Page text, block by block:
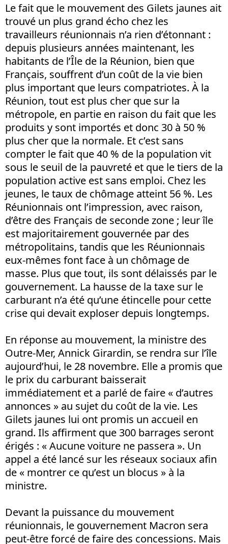
Le fait que le mouvement des Gilets jaunes ait
trouvé un plus grand écho chez les
travailleurs réunionnais n’a rien d’étonnant :
depuis plusieurs années maintenant, les
habitants de l’Île de la Réunion, bien que
Français, souffrent d’un coût de la vie bien
plus important que leurs compatriotes. À la
Réunion, tout est plus cher que sur la
métropole, en partie en raison du fait que les
produits y sont importés et donc 30 à 50 %
plus cher que la normale. Et c’est sans
compter le fait que 40 % de la population vit
sous le seuil de la pauvreté et que le tiers de la
population active est sans emploi. Chez les
jeunes, le taux de chômage atteint 56 %. Les
Réunionnais ont l’impression, avec raison,
d’être des Français de seconde zone ; leur île
est majoritairement gouvernée par des
métropolitains, tandis que les Réunionnais
eux-mêmes font face à un chômage de
masse. Plus que tout, ils sont délaissés par le
gouvernement. La hausse de la taxe sur le
carburant n’a été qu’une étincelle pour cette
crise qui devait exploser depuis longtemps.
En réponse au mouvement, la ministre des
Outre-Mer, Annick Girardin, se rendra sur l’île
aujourd’hui, le 28 novembre. Elle a promis que
le prix du carburant baisserait
immédiatement et a parlé de faire « d’autres
annonces » au sujet du coût de la vie. Les
Gilets jaunes lui ont promis un accueil en
grand. Ils affirment que 300 barrages seront
érigés : « Aucune voiture ne passera ». Un
appel a été lancé sur les réseaux sociaux afin
de « montrer ce qu’est un blocus » à la
ministre.
Devant la puissance du mouvement
réunionnais, le gouvernement Macron sera
peut-être forcé de faire des concessions. Mais